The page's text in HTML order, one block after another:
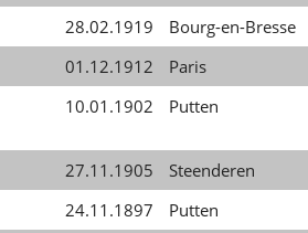
28.02.1919
Bourg-en-Bresse
01.12.1912
Paris
10.01.1902 Putten
27.11.1905
Steenderen
24.11.1897
Putten